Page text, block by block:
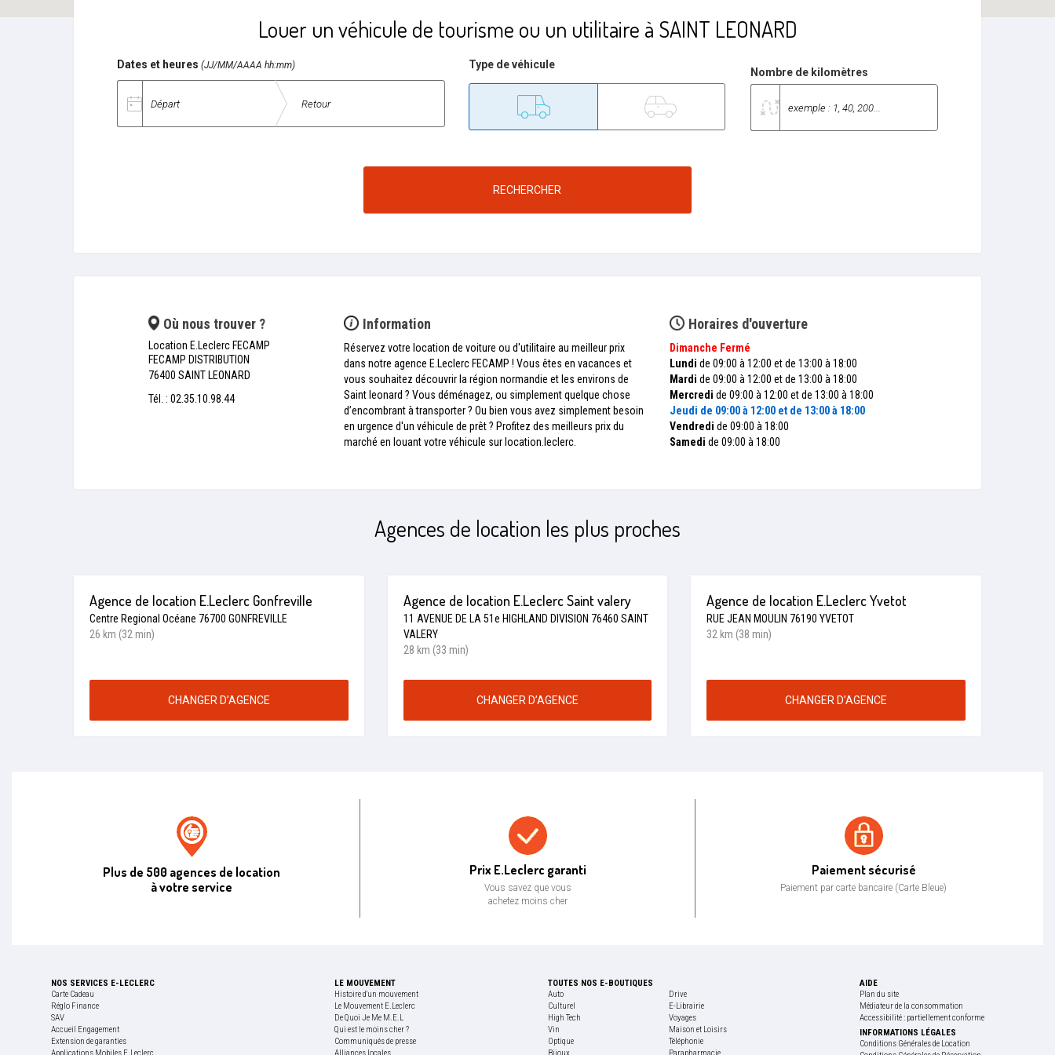
Louer un véhicule de tourisme ou un utilitaire à SAINT LEONARD
Dates et heures (JJ/MM/AAAA hh:mm) Type de véhicule
Nombre de kilomètres
RECHERCHER
Où nous trouver ?
Location E.Leclerc FECAMP
FECAMP DISTRIBUTION
76400 SAINT LEONARD
Tél. : 02.35.10.98.44
Horaires d'ouverture
Dimanche Fermé
Lundi de 09:00 à 12:00 et de 13:00 à 18:00
Mardi de 09:00 à 12:00 et de 13:00 à 18:00
Mercredi de 09:00 à 12:00 et de 13:00 à 18:00
Jeudi de 09:00 à 12:00 et de 13:00 à 18:00
Vendredi de 09:00 à 18:00
Samedi de 09:00 à 18:00
Information
Réservez votre location de voiture ou d'utilitaire au meilleur prix
dans notre agence E.Leclerc FECAMP ! Vous êtes en vacances et
vous souhaitez découvrir la région normandie et les environs de
Saint leonard ? Vous déménagez, ou simplement quelque chose
d’encombrant à transporter ? Ou bien vous avez simplement besoin
en urgence d'un véhicule de prêt ? Profitez des meilleurs prix du
marché en louant votre véhicule sur location.leclerc.
Agences de location les plus proches
Agence de location E.Leclerc Gonfreville
Centre Regional Océane 76700 GONFREVILLE
26 km (32 min)
CHANGER D’AGENCE
Agence de location E.Leclerc Saint valery
11 AVENUE DE LA 51e HIGHLAND DIVISION 76460 SAINT
VALERY
28 km (33 min)
CHANGER D’AGENCE
Agence de location E.Leclerc Yvetot
RUE JEAN MOULIN 76190 YVETOT
32 km (38 min)
CHANGER D’AGENCE
Plus de 500 agences de location
à votre service
Prix E.Leclerc garanti
Vous savez que vous
achetez moins cher
Paiement sécurisé
Paiement par carte bancaire (Carte Bleue)
NOS SERVICES E-LECLERC
Carte Cadeau
Réglo Finance
SAV
Accueil Engagement
Extension de garanties
LE MOUVEMENT
Histoire d'un mouvement
Le Mouvement E.Leclerc
De Quoi Je Me M.E.L
Qui est le moins cher ?
Communiqués de presse
TOUTES NOS E-BOUTIQUES
Auto
Drive
Culturel
E-Librairie
High Tech
Voyages
Vin
Maison et Loisirs
Optique
Téléphonie
AIDE
Plan du site
Médiateur de la consommation
Accessibilité : partiellement conforme
INFORMATIONS LÉGALES
Conditions Générales de Location